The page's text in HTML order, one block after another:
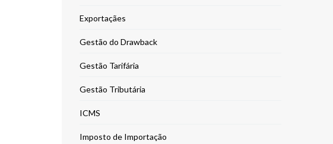
Exportaçães
Gestão do Drawback
Gestão Tarifária
Gestão Tributária
ICMS
Imposto de Importação